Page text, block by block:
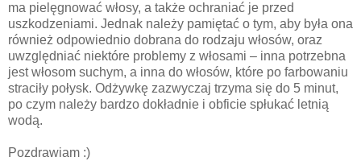
ma pielęgnować włosy, a także ochraniać je przed
uszkodzeniami. Jednak należy pamiętać o tym, aby była ona
również odpowiednio dobrana do rodzaju włosów, oraz
uwzględniać niektóre problemy z włosami – inna potrzebna
jest włosom suchym, a inna do włosów, które po farbowaniu
straciły połysk. Odżywkę zazwyczaj trzyma się do 5 minut,
po czym należy bardzo dokładnie i obficie spłukać letnią
wodą.
Pozdrawiam :)